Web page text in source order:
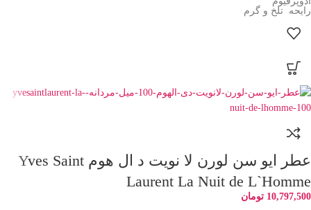
رایحه تلخ و گرم
عطر ایو سن لورن لا نویت د ال هوم Yves Saint
Laurent La Nuit de L`Homme
10,797,500 تومان